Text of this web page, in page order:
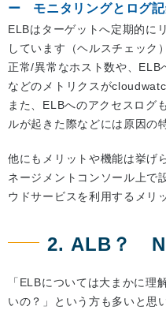
モニタリングとログ
ELBはターゲットへ定期的に
しています（ヘルスチェック）
正常/異常なホスト数や、ELB
などのメトリクスが
また、ELBへのアクセスログ
ルが起きた際などには原因の
他にもメリットや機能は挙げ
ネージメントコンソール上で
ウドサービスを利用するメリ
2. ALB？
「ELBについては大まかに理
いの？」という方も多いと思